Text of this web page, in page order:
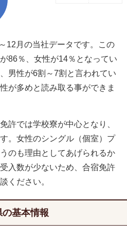
12月の当社データです。この
86％、女性が14％となってい
男性が6割～7割と言われてい
が多めと読み取る事ができま
許では学校寮が中心となり、
。女性のシングル（個室）プ
のも理由としてあげられるか
入数が少ないため、合宿免許
ください。
の基本情報